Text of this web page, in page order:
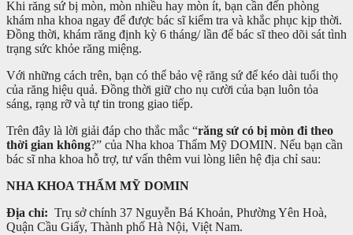
Khi răng sứ bị mòn, mòn nhiều hay mòn ít, bạn cần đến phòng
khám nha khoa ngay để được bác sĩ kiểm tra và khắc phục kịp thời.
Đồng thời, khám răng định kỳ 6 tháng/ lần để bác sĩ theo dõi sát tình
trạng sức khỏe răng miệng.
Với những cách trên, bạn có thể bảo vệ răng sứ để kéo dài tuổi thọ
của răng hiệu quả. Đồng thời giữ cho nụ cười của bạn luôn tỏa
sáng, rạng rỡ và tự tin trong giao tiếp.
Trên đây là lời giải đáp cho thắc mắc “răng sứ có bị mòn đi theo
thời gian không?” của Nha khoa Thẩm Mỹ DOMIN. Nếu bạn cần
bác sĩ nha khoa hỗ trợ, tư vấn thêm vui lòng liên hệ địa chỉ sau:
NHA KHOA THẨM MỸ DOMIN
Địa chỉ: Trụ sở chính 37 Nguyễn Bá Khoản, Phường Yên Hoà,
Quận Cầu Giấy, Thành phố Hà Nội, Việt Nam.